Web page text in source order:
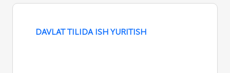
DAVLAT TILIDA ISH YURITISH